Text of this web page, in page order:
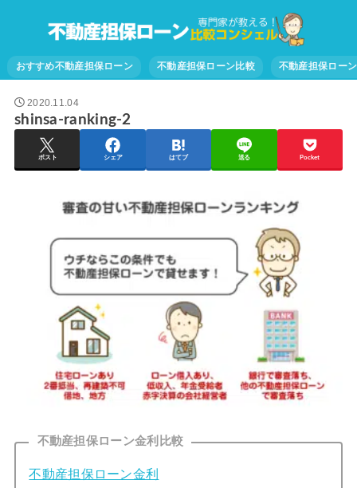
おすすめ不動産担保ローン 不動産担保ローン比較 不動産担保ロー
2020.11.04
shinsa-ranking-2
ポスト シェア はてブ 送る Pocket
不動産担保ローン金利比較
不動産担保ローン金利